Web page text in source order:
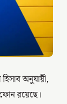
অনুযায়ী,
রয়েছে।